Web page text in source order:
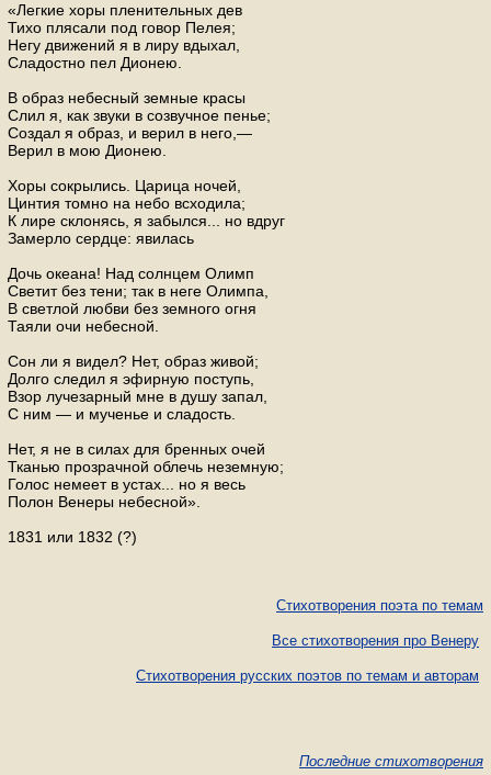
«Легкие хоры пленительных дев
Тихо плясали под говор Пелея;
Негу движений я в лиру вдыхал,
Сладостно пел Дионею.
В образ небесный земные красы
Слил я, как звуки в созвучное пенье;
Создал я образ, и верил в него,—
Верил в мою Дионею.
Хоры сокрылись. Царица ночей,
Цинтия томно на небо всходила;
К лире склонясь, я забылся... но вдруг
Замерло сердце: явилась
Дочь океана! Над солнцем Олимп
Светит без тени; так в неге Олимпа,
В светлой любви без земного огня
Таяли очи небесной.
Сон ли я видел? Нет, образ живой;
Долго следил я эфирную поступь,
Взор лучезарный мне в душу запал,
С ним — и мученье и сладость.
Нет, я не в силах для бренных очей
Тканью прозрачной облечь неземную;
Голос немеет в устах... но я весь
Полон Венеры небесной».
1831 или 1832 (?)
Стихотворения поэта по темам
Все стихотворения про Венеру
Стихотворения русских поэтов по темам и авторам
Последние стихотворения